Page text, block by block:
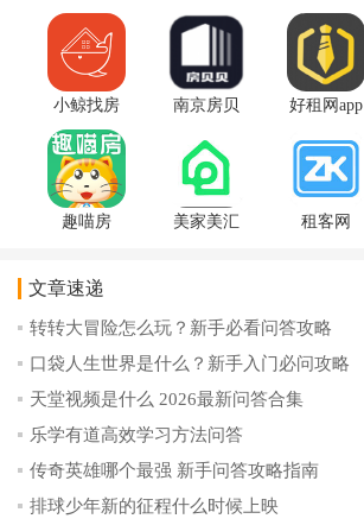
小鲸找房
安卓版
v1.0官方
版
南京房贝
app1.0.3手
机版
好租网app
v2.3.2
趣喵房
2.1
美家美汇
租客网
文章速递
转转大冒险怎么玩？新手必看问答攻略
口袋人生世界是什么？新手入门必问攻略
天堂视频是什么 2026最新问答合集
乐学有道高效学习方法问答
传奇英雄哪个最强 新手问答攻略指南
排球少年新的征程什么时候上映